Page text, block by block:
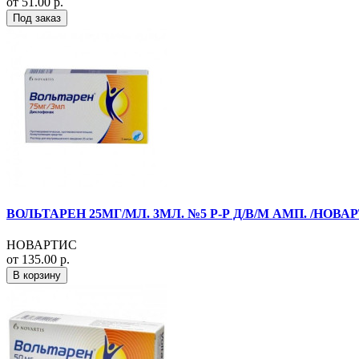
Под заказ
ВОЛЬТАРЕН 25МГ/МЛ. 3МЛ. №5 Р-Р Д/В/М АМП. /
НОВАРТИС
от 135.00 р.
В корзину